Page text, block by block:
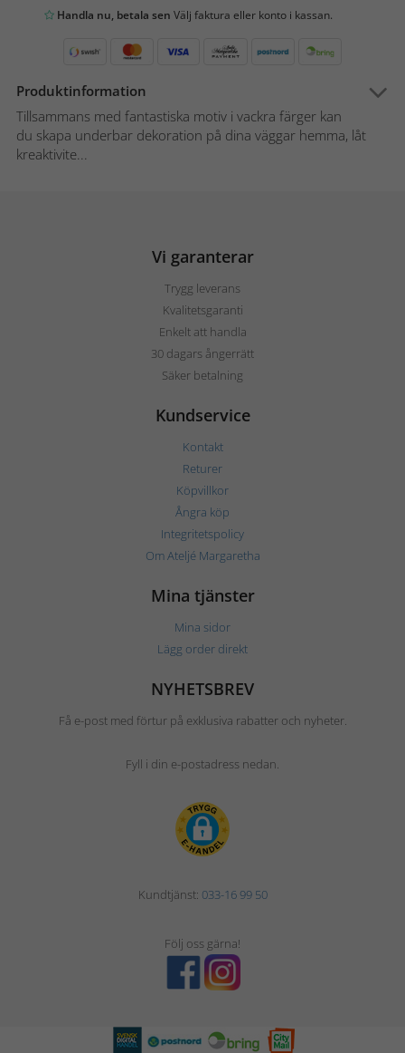
Handla nu, betala sen Välj faktura eller konto i kassan.
Produktinformation
Tillsammans med fantastiska motiv i vackra färger kan
du skapa underbar dekoration på dina väggar hemma, låt
kreaktivite...
Vi garanterar
Trygg leverans
Kvalitetsgaranti
Enkelt att handla
30 dagars ångerrätt
Säker betalning
Kundservice
Kontakt
Returer
Köpvillkor
Ångra köp
Integritetspolicy
Om Ateljé Margaretha
Mina tjänster
Mina sidor
Lägg order direkt
NYHETSBREV
Få e-post med förtur på exklusiva rabatter och nyheter.
Fyll i din e-postadress nedan.
Kundtjänst: 033-16 99 50
Följ oss gärna!